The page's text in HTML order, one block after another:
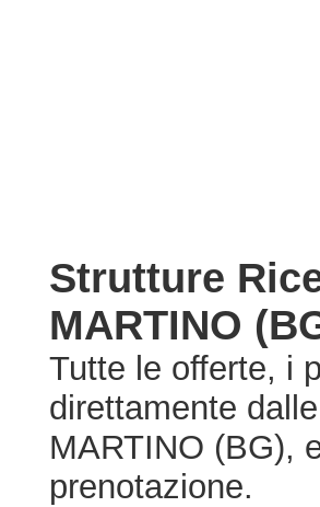
Strutture
MARTINO
Tutte le offerte, i
direttamente
MARTINO (BG),
prenotazione.